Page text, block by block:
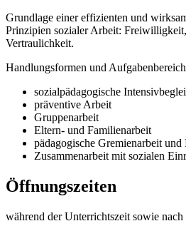
Grundlage einer effizienten und
Prinzipien sozialer Arbeit:
Vertraulichkeit.
Handlungsformen und
sozialpädagogische
präventive Arbeit
Gruppenarbeit
Eltern- und Familienarbeit
pädagogische Gremienarbeit und
Zusammenarbeit mit sozialen
Öffnungszeiten
während der Unterrichtszeit sowie